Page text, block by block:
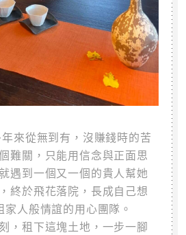
來從無到有，沒賺錢時的苦
難關，只能用信念與正面思
遇到一個又一個的貴人幫她
終於飛花落院，長成自己想
人般情誼的用心團隊。
，租下這塊土地，一步一腳